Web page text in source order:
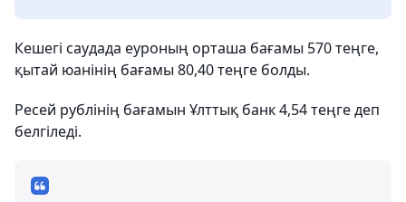
Кешегі саудада еуроның орташа бағамы 570 теңге,
қытай юанінің бағамы 80,40 теңге болды.
Ресей рублінің бағамын Ұлттық банк 4,54 теңге деп
белгіледі.